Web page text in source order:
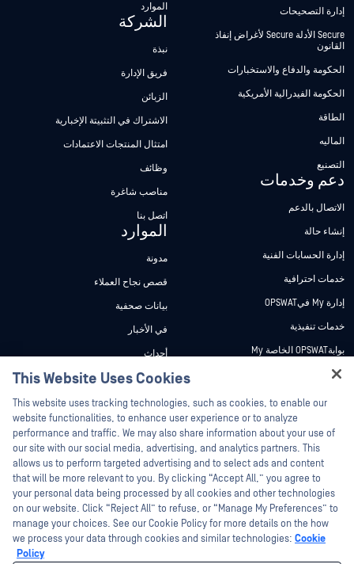
إدارة التصحيحات
Secure الأدلة Secure لأغراض إنفاذ
القانون
الحكومة والدفاع والاستخبارات
الحكومة الفيدرالية الأمريكية
الطاقة
الماليه
التصنيع
دعم وخدمات
الاتصال بالدعم
إنشاء حالة
إدارة الحسابات الفنية
خدمات احترافية
إدارة My فيOPSWAT
خدمات تنفيذية
بوابةOPSWAT الخاصة My
وثائق تقنية
دورات تدريبية
برنامج الثغرات الأمنية
الشركاء
شهادات
شركاء التكنولوجيا
برنامج شركاء القنوات
الموارد
الشركة
نبذة
فريق الإدارة
الزبائن
الاشتراك في التثبيتة الإخبارية
امتثال المنتجات الاعتمادات
وظائف
مناصب شاغرة
اتصل بنا
الموارد
مدونة
قصص نجاح العملاء
بيانات صحفية
في الأخبار
أحداث
ندوات عبر الإنترنت
أوراق البيانات
مستندات تقنية
أدوات مجانية
©2026 OPSWAT . جميع الحقوق محفوظة. OPSWAT و MetaDefender و Metascan و
This Website Uses Cookies
This website uses tracking technologies, such as cookies, to enable our
website functionalities, to enhance user experience or to analyze
performance and traffic. We may also share information about your use of
our site with our social media, advertising, and analytics partners. This
allows us to perform targeted advertising and to select ads and content
that will be more relevant to you. By clicking “Accept All,” you agree to
your personal data being processed by all cookies and other technologies
on our website. Click “Reject All” to refuse, or “Manage My Preferences” to
manage your choices. See our Cookie Policy for more details on the how
we process your data through cookies and similar technologies: Cookie
Policy
Hey there!
I'm Ozzy, your OPSWAT virtual assistant.
How can I help you secure what's critical
today?